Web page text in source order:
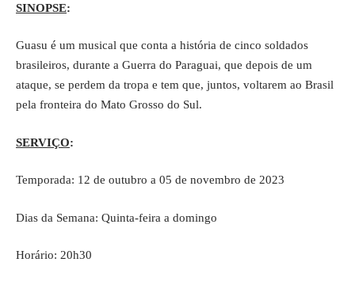
SINOPSE:
Guasu é um musical que conta a história de cinco soldados
brasileiros, durante a Guerra do Paraguai, que depois de um
ataque, se perdem da tropa e tem que, juntos, voltarem ao Brasil
pela fronteira do Mato Grosso do Sul.
SERVIÇO:
Temporada: 12 de outubro a 05 de novembro de 2023
Dias da Semana: Quinta-feira a domingo
Horário: 20h30